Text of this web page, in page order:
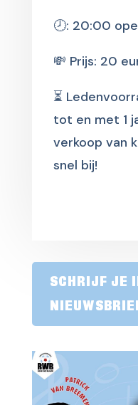
🕗: 20:00
💸 Prijs: 20
⏳
tot en met 1
verkoop van
snel bij!
SCHRIJF JE